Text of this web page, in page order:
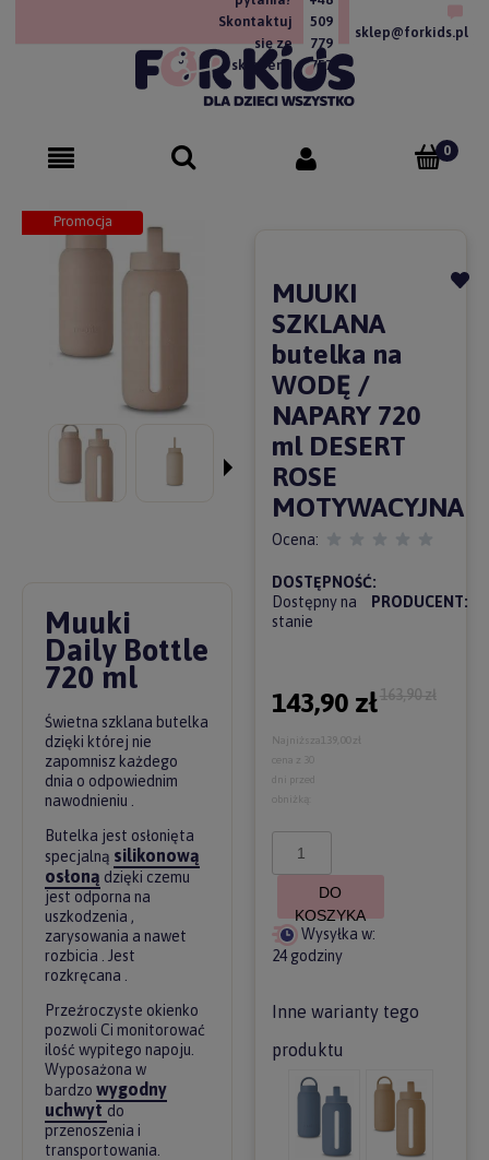
Skontaktuj
się ze
sklepem!
509
779
757
sklep@forkids.pl
Promocja
Muuki
Daily Bottle
720 ml
Świetna szklana butelka
dzięki której nie
zapomnisz każdego
dnia o odpowiednim
nawodnieniu .
Butelka jest osłonięta
specjalną silikonową
osłoną dzięki czemu
jest odporna na
uszkodzenia ,
zarysowania a nawet
rozbicia . Jest
rozkręcana .
Przeźroczyste okienko
pozwoli Ci monitorować
ilość wypitego napoju.
Wyposażona w
bardzo wygodny
uchwyt do
przenoszenia i
transportowania.
MUUKI
SZKLANA
butelka na
WODĘ /
NAPARY 720
ml DESERT
ROSE
MOTYWACYJNA
Ocena:
DOSTĘPNOŚĆ:
Dostępny na
stanie
PRODUCENT:
143,90 zł163,90 zł
Najniższa
cena z 30
dni przed
obniżką:
139,00 zł
DO
KOSZYKA
Wysyłka w:
24 godziny
Inne warianty tego
produktu